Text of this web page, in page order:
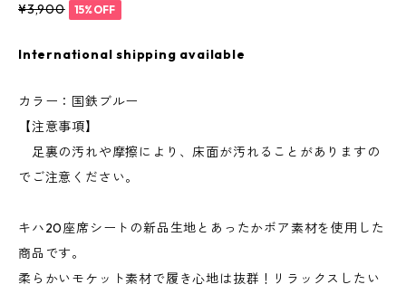
¥3,900 15%OFF
International shipping available
カラー：国鉄ブルー
【注意事項】
足裏の汚れや摩擦により、床面が汚れることがありますの
でご注意ください。
キハ20座席シートの新品生地とあったかボア素材を使用した
商品です。
柔らかいモケット素材で履き心地は抜群！リラックスしたい